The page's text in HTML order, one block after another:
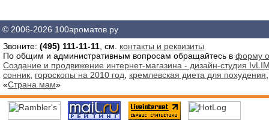
© 2006-2026 100ароматов.ру
Звоните: (495) 111-11-11 , см. контакты и реквизиты
По общим и административным вопросам обращайтесь в форму
Создание и продвижение интернет-магазина - дизайн-студия
сонник гороскопы на 2010 год кремлевская диета для похудения
«Страна мам»